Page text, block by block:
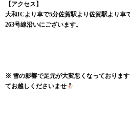
【アクセス】
大和ICより車で5分佐賀駅より佐賀駅より車
263号線沿いにございます。
※ 雪の影響で足元が大変悪くなっております
てお越しくださいませ